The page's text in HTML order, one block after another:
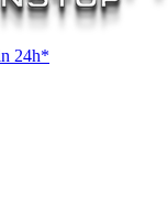
24h*